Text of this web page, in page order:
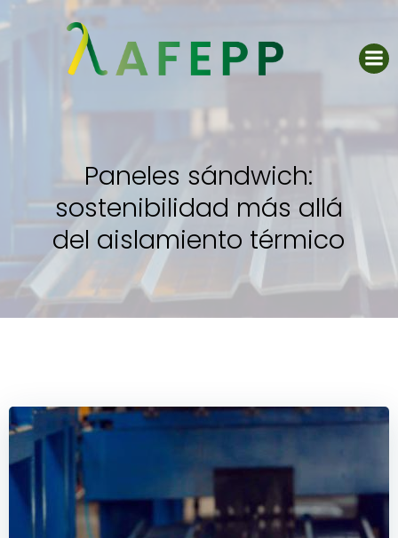
contenido
Paneles sándwich:
sostenibilidad más allá
del aislamiento térmico